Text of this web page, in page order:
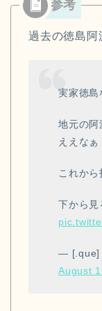
過去の徳島阿
実家徳島
地元の阿
ええなぁ
これから
下から見
— [.que]
August